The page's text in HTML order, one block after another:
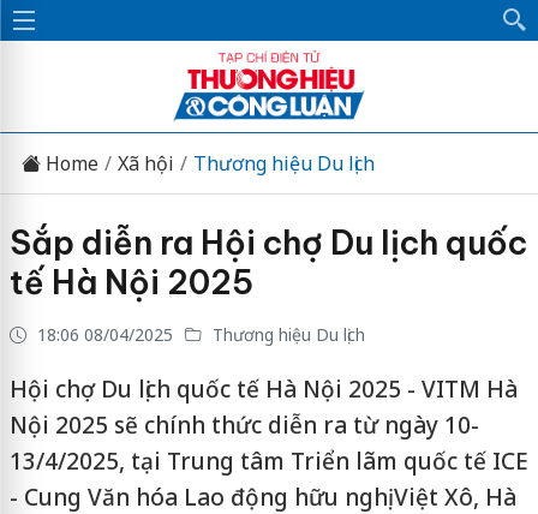
Home Xã hội Thương hiệu Du lịch
Sắp diễn ra Hội chợ Du lịch quốc
tế Hà Nội 2025
18:06 08/04/2025 Thương hiệu Du lịch
Hội chợ Du lịch quốc tế Hà Nội 2025 - VITM Hà
Nội 2025 sẽ chính thức diễn ra từ ngày 10-
13/4/2025, tại Trung tâm Triển lãm quốc tế ICE
- Cung Văn hóa Lao động hữu nghị Việt Xô, Hà